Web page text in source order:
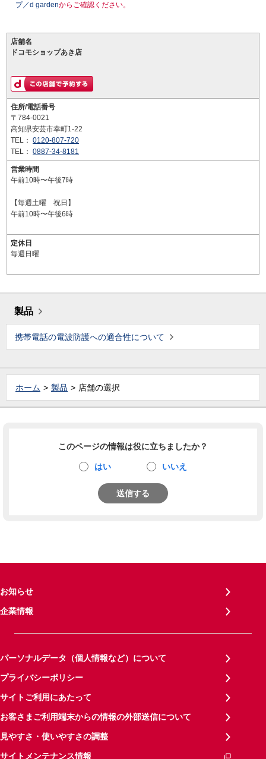
プ／d gardenからご確認ください。
店舗名
ドコモショップあき店
住所/電話番号
〒784-0021
高知県安芸市幸町1-22
TEL： 0120-807-720
TEL： 0887-34-8181
営業時間
午前10時〜午後7時
【毎週土曜 祝日】
午前10時〜午後6時
定休日
毎週日曜
製品
携帯電話の電波防護への適合性について
ホーム 製品 店舗の選択
このページの情報は役に立ちましたか？
はい いいえ
送信する
お知らせ
企業情報
パーソナルデータ（個人情報など）について
プライバシーポリシー
サイトご利用にあたって
お客さまご利用端末からの情報の外部送信について
見やすさ・使いやすさの調整
サイトメンテナンス情報